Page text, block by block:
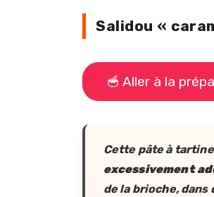
Salidou «
🥣 Aller à la
Cette pâte à
excessivement
de la brioche,